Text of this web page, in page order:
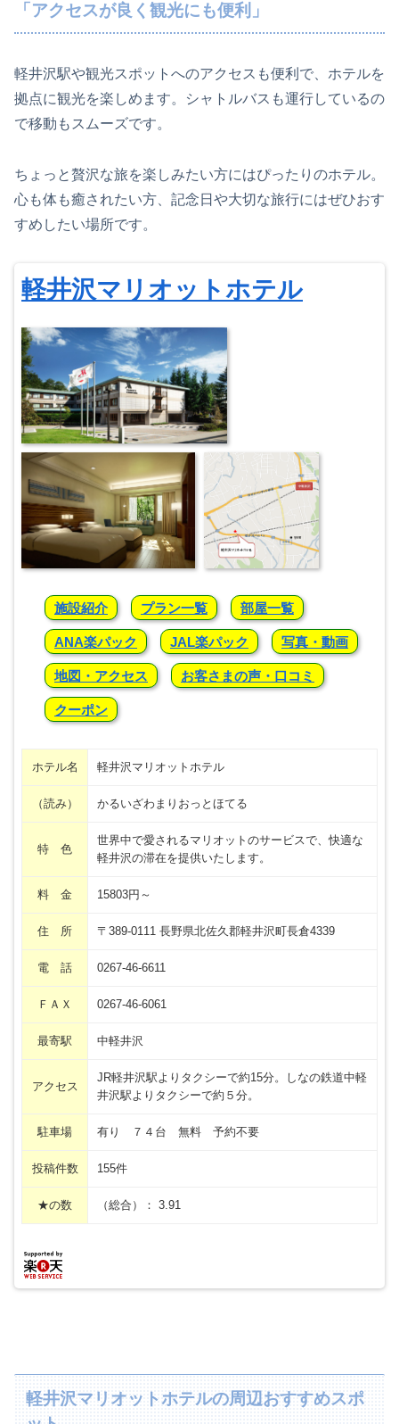
「アクセスが良く観光にも便利」
軽井沢駅や観光スポットへのアクセスも便利で、ホテルを
拠点に観光を楽しめます。シャトルバスも運行しているの
で移動もスムーズです。
ちょっと贅沢な旅を楽しみたい方にはぴったりのホテル。
心も体も癒されたい方、記念日や大切な旅行にはぜひおす
すめしたい場所です。
軽井沢マリオットホテル
施設紹介 プラン一覧 部屋一覧
ANA楽パック JAL楽パック 写真・動画
地図・アクセス お客さまの声・口コミ
クーポン
ホテル名 軽井沢マリオットホテル
（読み） かるいざわまりおっとほてる
特 色
世界中で愛されるマリオットのサービスで、快適な
軽井沢の滞在を提供いたします。
料 金 15803円～
住 所 〒389-0111 長野県北佐久郡軽井沢町長倉4339
電 話 0267-46-6611
ＦＡＸ 0267-46-6061
最寄駅 中軽井沢
アクセス
JR軽井沢駅よりタクシーで約15分。しなの鉄道中軽
井沢駅よりタクシーで約５分。
駐車場 有り ７４台 無料 予約不要
投稿件数 155件
★の数 （総合）： 3.91
軽井沢マリオットホテルの周辺おすすめスポ